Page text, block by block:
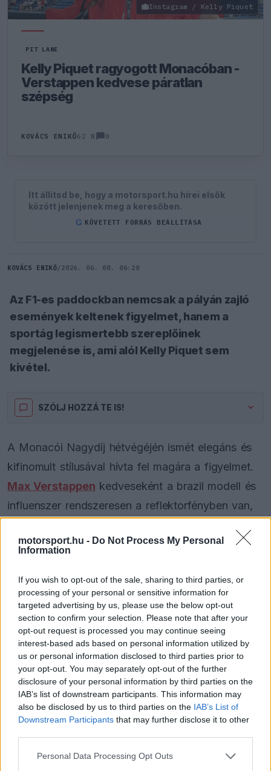
motorsport.hu - Do Not Process My Personal
Information
If you wish to opt-out of the sale, sharing to third parties, or
processing of your personal or sensitive information for
targeted advertising by us, please use the below opt-out
section to confirm your selection. Please note that after your
opt-out request is processed you may continue seeing
interest-based ads based on personal information utilized by
us or personal information disclosed to third parties prior to
your opt-out. You may separately opt-out of the further
disclosure of your personal information by third parties on the
IAB’s list of downstream participants. This information may
also be disclosed by us to third parties on the IAB’s List of
Downstream Participants that may further disclose it to other
Please note that this website/app uses one or more Google
Personal Data Processing Opt Outs
Instagram / Kelly Piquet
PIT LANE
Kelly Piquet ragyogott Monacóban -
Verstappen kedvese páratlan
szépség
KOVÁCS ENIKŐ62 N 0
Itt állítsd be, hogy a motorsport.hu hírei elsők
között jelenjenek meg a keresőben.
G KÖVETETT FORRÁS BEÁLLÍTÁSA
KOVÁCS ENIKŐ/ 2026. 06. 08. 06:20
Az F1-es paddockban nemcsak a pályán zajló
események keltenek figyelmet, hanem a
sportág legismertebb szereplőinek
megjelenése is, ami alól Kelly Piquet sem
kivétel.
SZÓLJ HOZZÁ TE IS!
A Monacói Nagydíj hétvégéjén ismét elegáns és
kifinomult stílusával hívta fel magára a figyelmet.
Max Verstappen kedveseként a brazil modell és
influenszer rendszeresen a reflektorfényben van,
versenyhelyszín.
Kelly ugyanis rendkívül jól ismeri a hercegséget,
hiszen édesapja, a háromszoros F1-es világbajnok
Nelson Piquet hosszú éveken át versenyzett a
sportág elitjében, így természetesen a legendás
monacói utcai pályán is számos alkalommal
rajthoz állt.
The media could not be loaded, either because
the server or network failed or because the format